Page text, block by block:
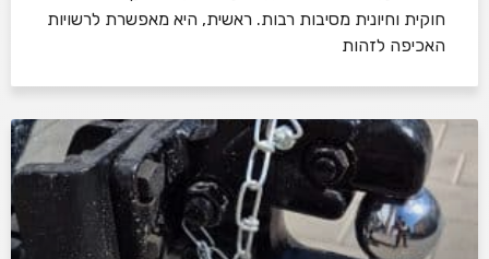
חוקית וחיונית מסיבות רבות. ראשית, היא מאפשרת לרשויות
האכיפה לזהות